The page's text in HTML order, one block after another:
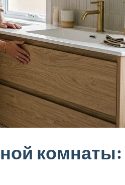
комнаты: